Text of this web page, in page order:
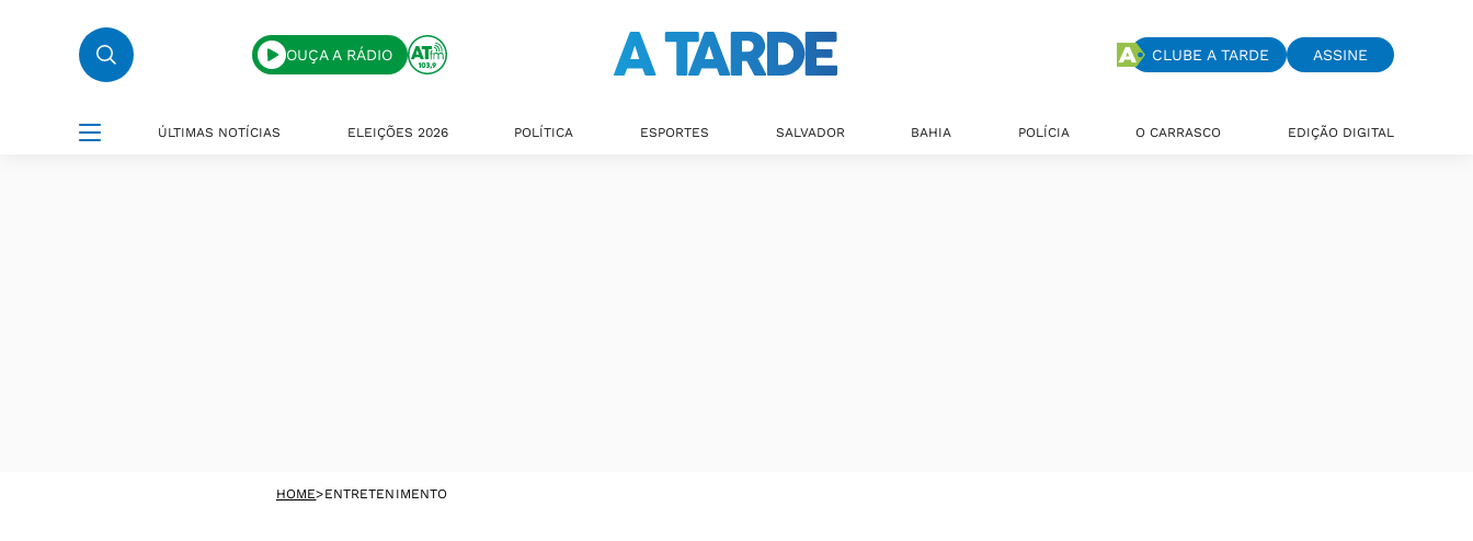
OUÇA A RÁDIO CLUBE A TARDE ASSINE
ÚLTIMAS NOTÍCIAS ELEIÇÕES 2026 POLÍTICA ESPORTES SALVADOR BAHIA POLÍCIA O CARRASCO EDIÇÃO DIGITAL
HOME>ENTRETENIMENTO